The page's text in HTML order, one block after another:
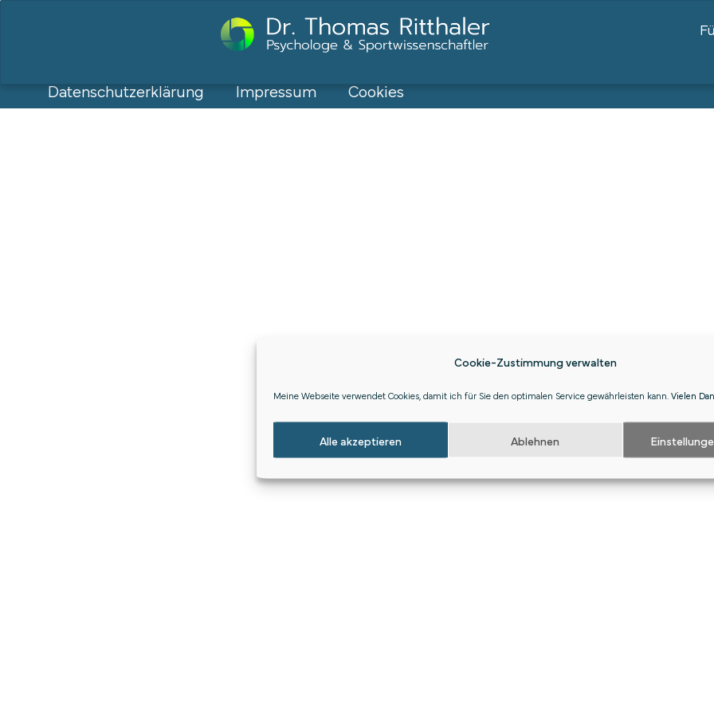
Cookie-Zustimmung verwalten
Meine Webseite verwendet Cookies, damit ich für Sie den optimalen Service gewährleisten kann. Vielen
Alle akzeptieren Ablehnen
Datenschutzerklärung
Impressum Cookies